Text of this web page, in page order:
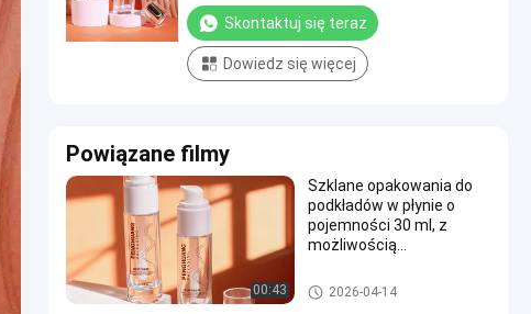
szczelnym, hermetycznym designem
Skontaktuj się teraz
Dowiedz się więcej
Powiązane filmy
00:43
Szklane opakowania do
podkładów w płynie o
pojemności 30 ml, z
możliwością
trwałym, szczelnym,
hermetycznym designem
Butelki z płynnym podkładem
2026-04-14